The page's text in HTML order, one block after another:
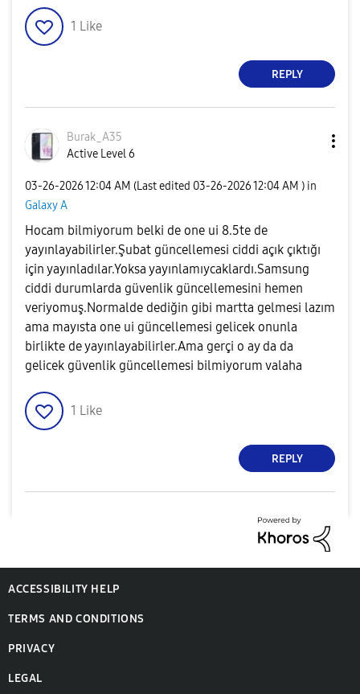
1 Like
REPLY
Burak_A35
Active Level 6
‎03-26-202612:04 AM (Last edited ‎03-26-202612:04 AM ) in
Galaxy A
Hocam bilmiyorum belki de one ui 8.5te de
yayınlayabilirler.Şubat güncellemesi ciddi açık çıktığı
için yayınladılar.Yoksa yayınlamıycaklardı.Samsung
ciddi durumlarda güvenlik güncellemesini hemen
veriyomuş.Normalde dediğin gibi martta gelmesi lazım
ama mayısta one ui güncellemesi gelicek onunla
birlikte de yayınlayabilirler.Ama gerçi o ay da da
gelicek güvenlik güncellemesi bilmiyorum valaha
1 Like
REPLY
ACCESSIBILITY HELP
TERMS AND CONDITIONS
PRIVACY
LEGAL